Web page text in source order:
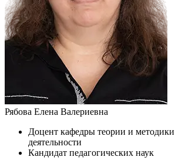
Рябова Елена Валериевна
Доцент кафедры теории и методики
деятельности
Кандидат педагогических наук